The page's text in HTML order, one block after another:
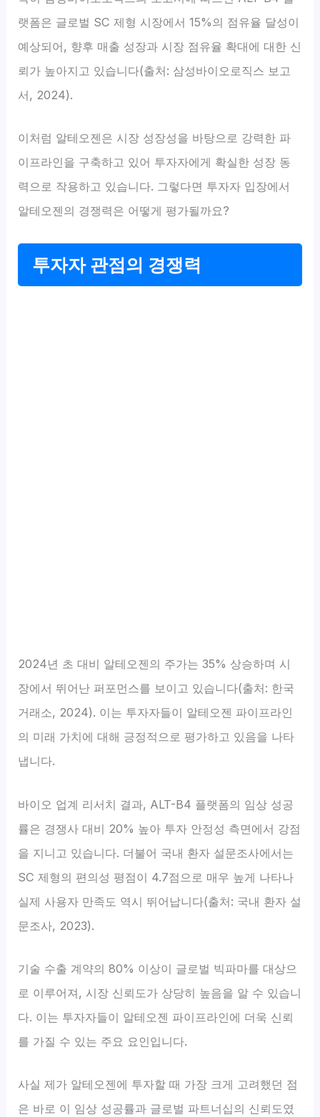
랫폼은 글로벌 SC 제형 시장에서 15%의 점유율 달성이
예상되어, 향후 매출 성장과 시장 점유율 확대에 대한 신
뢰가 높아지고 있습니다(출처: 삼성바이오로직스 보고
서, 2024).
이처럼 알테오젠은 시장 성장성을 바탕으로 강력한 파
이프라인을 구축하고 있어 투자자에게 확실한 성장 동
력으로 작용하고 있습니다. 그렇다면 투자자 입장에서
알테오젠의 경쟁력은 어떻게 평가될까요?
투자자 관점의 경쟁력
2024년 초 대비 알테오젠의 주가는 35% 상승하며 시
장에서 뛰어난 퍼포먼스를 보이고 있습니다(출처: 한국
거래소, 2024). 이는 투자자들이 알테오젠 파이프라인
의 미래 가치에 대해 긍정적으로 평가하고 있음을 나타
냅니다.
바이오 업계 리서치 결과, ALT-B4 플랫폼의 임상 성공
률은 경쟁사 대비 20% 높아 투자 안정성 측면에서 강점
을 지니고 있습니다. 더불어 국내 환자 설문조사에서는
SC 제형의 편의성 평점이 4.7점으로 매우 높게 나타나
실제 사용자 만족도 역시 뛰어납니다(출처: 국내 환자 설
문조사, 2023).
기술 수출 계약의 80% 이상이 글로벌 빅파마를 대상으
로 이루어져, 시장 신뢰도가 상당히 높음을 알 수 있습니
다. 이는 투자자들이 알테오젠 파이프라인에 더욱 신뢰
를 가질 수 있는 주요 요인입니다.
사실 제가 알테오젠에 투자할 때 가장 크게 고려했던 점
은 바로 이 임상 성공률과 글로벌 파트너십의 신뢰도였